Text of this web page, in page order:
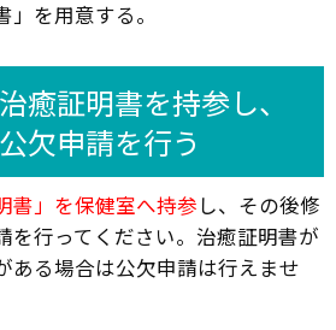
」を用意する。
癒証明書を持参し、
欠申請を行う
書」を保健室へ持参 し、その後修
を行ってください。治癒証明書が
ある場合は公欠申請は行えませ